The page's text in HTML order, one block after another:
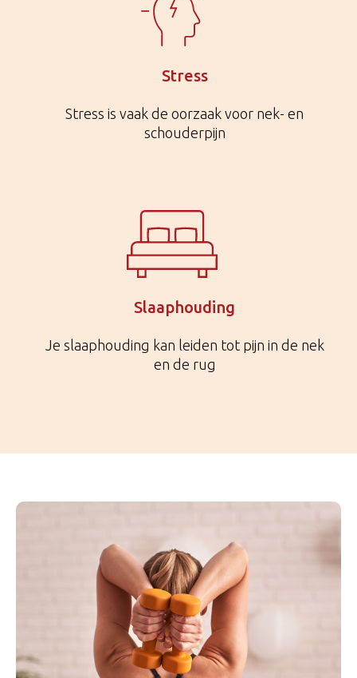
Stress
Stress is vaak de oorzaak voor nek- en
schouderpijn
Slaaphouding
Je slaaphouding kan leiden tot pijn in de nek
en de rug